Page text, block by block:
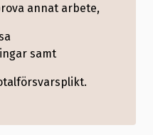
annat arbete,
samt